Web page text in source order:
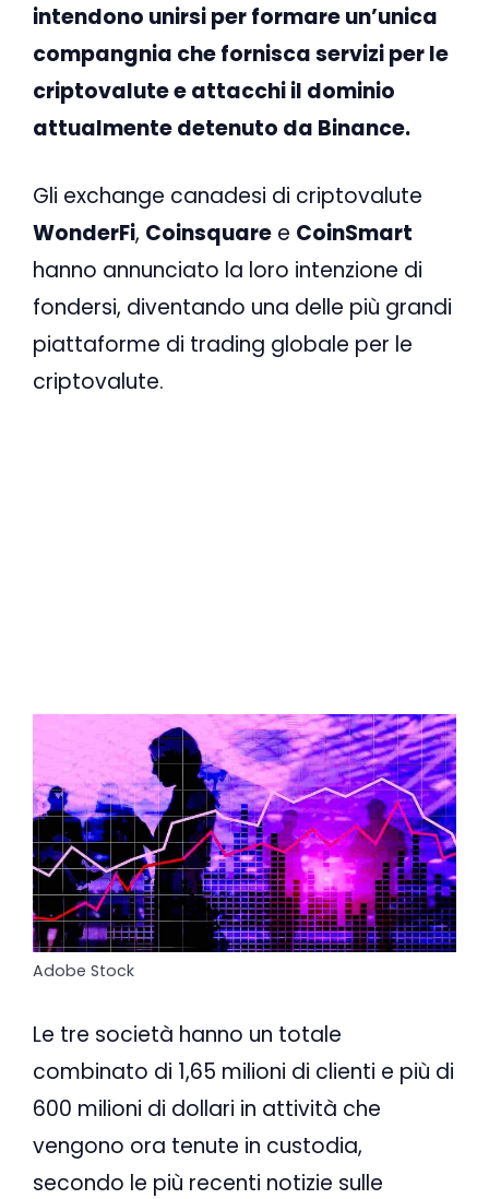
intendono unirsi per formare un’unica
compangnia che fornisca servizi per le
criptovalute e attacchi il dominio
attualmente detenuto da Binance.
Gli exchange canadesi di criptovalute
WonderFi, Coinsquare e CoinSmart
hanno annunciato la loro intenzione di
fondersi, diventando una delle più grandi
piattaforme di trading globale per le
criptovalute.
Adobe Stock
Le tre società hanno un totale
combinato di 1,65 milioni di clienti e più di
600 milioni di dollari in attività che
vengono ora tenute in custodia,
secondo le più recenti notizie sulle